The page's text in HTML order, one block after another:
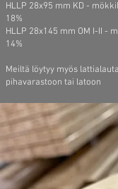
HLLP 28x95 mm KD -
18%
HLLP 28x145 mm OM I-II -
14%
Meiltä löytyy myös
pihavarastoon tai latoon